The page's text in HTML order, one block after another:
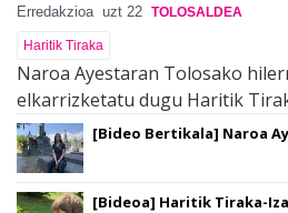
Erredakzioa uzt 22 TOLOSALDEA
Haritik Tiraka
Naroa Ayestaran Tolosako
elkarrizketatu dugu Haritik
[Bideo Bertikala] Naroa
[Bideoa] Haritik Tiraka-